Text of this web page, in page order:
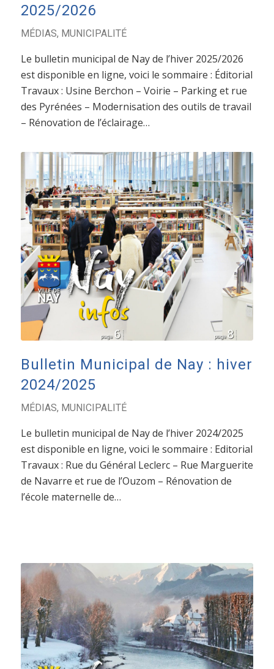
2025/2026
MÉDIAS, MUNICIPALITÉ
Le bulletin municipal de Nay de l’hiver 2025/2026
est disponible en ligne, voici le sommaire : Éditorial
Travaux : Usine Berchon – Voirie – Parking et rue
des Pyrénées – Modernisation des outils de travail
– Rénovation de l’éclairage…
Bulletin Municipal de Nay : hiver
2024/2025
MÉDIAS, MUNICIPALITÉ
Le bulletin municipal de Nay de l’hiver 2024/2025
est disponible en ligne, voici le sommaire : Editorial
Travaux : Rue du Général Leclerc – Rue Marguerite
de Navarre et rue de l’Ouzom – Rénovation de
l’école maternelle de…